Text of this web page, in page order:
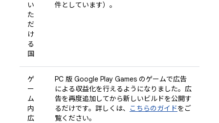
い
た
だ
け
る
国
件としています）。
ゲ
ー
ム
内
広
PC 版 Google Play Games のゲームで広告
による収益化を行えるようになりました。広
告を再度追加してから新しいビルドを公開す
るだけです。詳しくは、
こちらのガイドをご
覧ください。